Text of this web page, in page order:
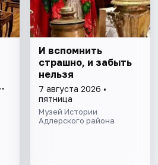
И вспомнить
страшно, и забыть
нельзя
7 августа 2026 •
пятница
Музей Истории
Адлерского района